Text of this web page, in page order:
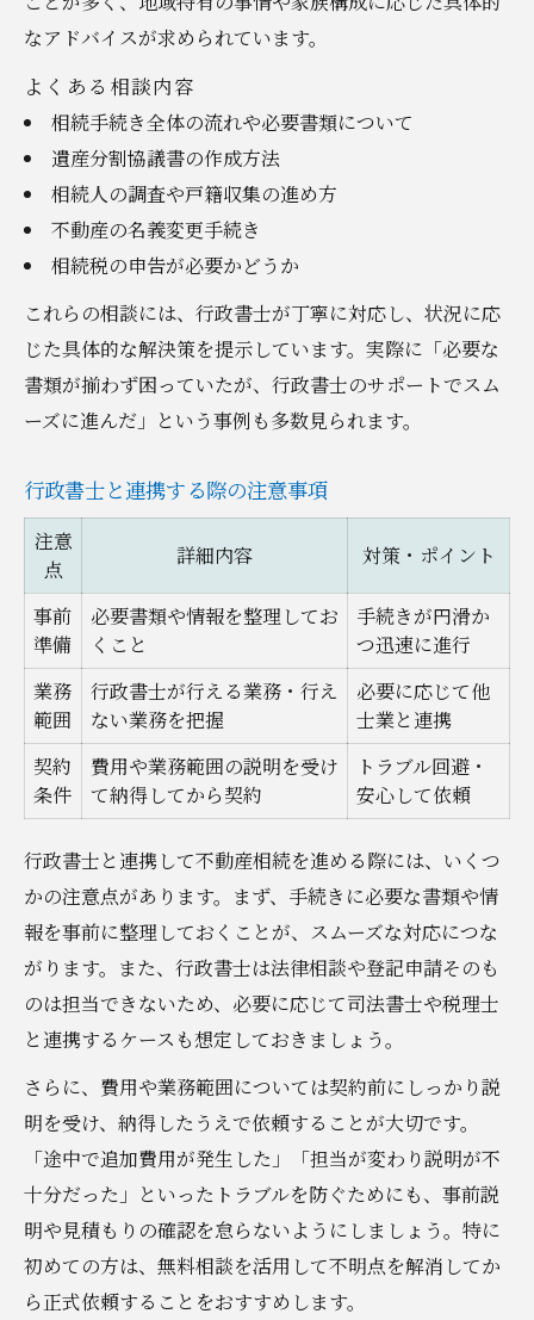
なアドバイスが求められています。
よくある相談内容
相続手続き全体の流れや必要書類について
遺産分割協議書の作成方法
相続人の調査や戸籍収集の進め方
不動産の名義変更手続き
相続税の申告が必要かどうか
これらの相談には、行政書士が丁寧に対応し、状況に応
じた具体的な解決策を提示しています。実際に「必要な
書類が揃わず困っていたが、行政書士のサポートでスム
ーズに進んだ」という事例も多数見られます。
行政書士と連携する際の注意事項
注意
点
詳細内容 対策・ポイント
事前
準備
必要書類や情報を整理してお
くこと
手続きが円滑か
つ迅速に進行
業務
範囲
行政書士が行える業務・行え
ない業務を把握
必要に応じて他
士業と連携
契約
条件
費用や業務範囲の説明を受け
て納得してから契約
トラブル回避・
安心して依頼
行政書士と連携して不動産相続を進める際には、いくつ
かの注意点があります。まず、手続きに必要な書類や情
報を事前に整理しておくことが、スムーズな対応につな
がります。また、行政書士は法律相談や登記申請そのも
のは担当できないため、必要に応じて司法書士や税理士
と連携するケースも想定しておきましょう。
さらに、費用や業務範囲については契約前にしっかり説
明を受け、納得したうえで依頼することが大切です。
「途中で追加費用が発生した」「担当が変わり説明が不
十分だった」といったトラブルを防ぐためにも、事前説
明や見積もりの確認を怠らないようにしましょう。特に
初めての方は、無料相談を活用して不明点を解消してか
ら正式依頼することをおすすめします。